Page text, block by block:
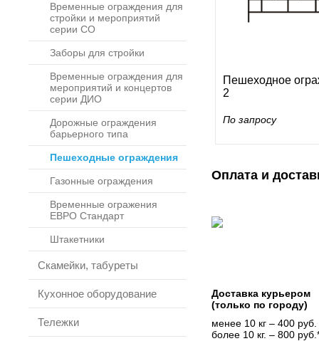
Временные ограждения для
стройки и мероприятий
серии СО
Заборы для стройки
Временные ограждения для
мероприятий и концертов
серии ДИО
Дорожные ограждения
барьерного типа
Пешеходные ограждения
Газонные ограждения
Временные огражения
ЕВРО Стандарт
Штакетники
Скамейки, табуреты
Кухонное оборудование
Тележки
Пешеходное
2
По запросу
Оплата и
Доставка курьером
(только по городу)
менее 10 кг – 400 руб.
более 10 кг. – 800